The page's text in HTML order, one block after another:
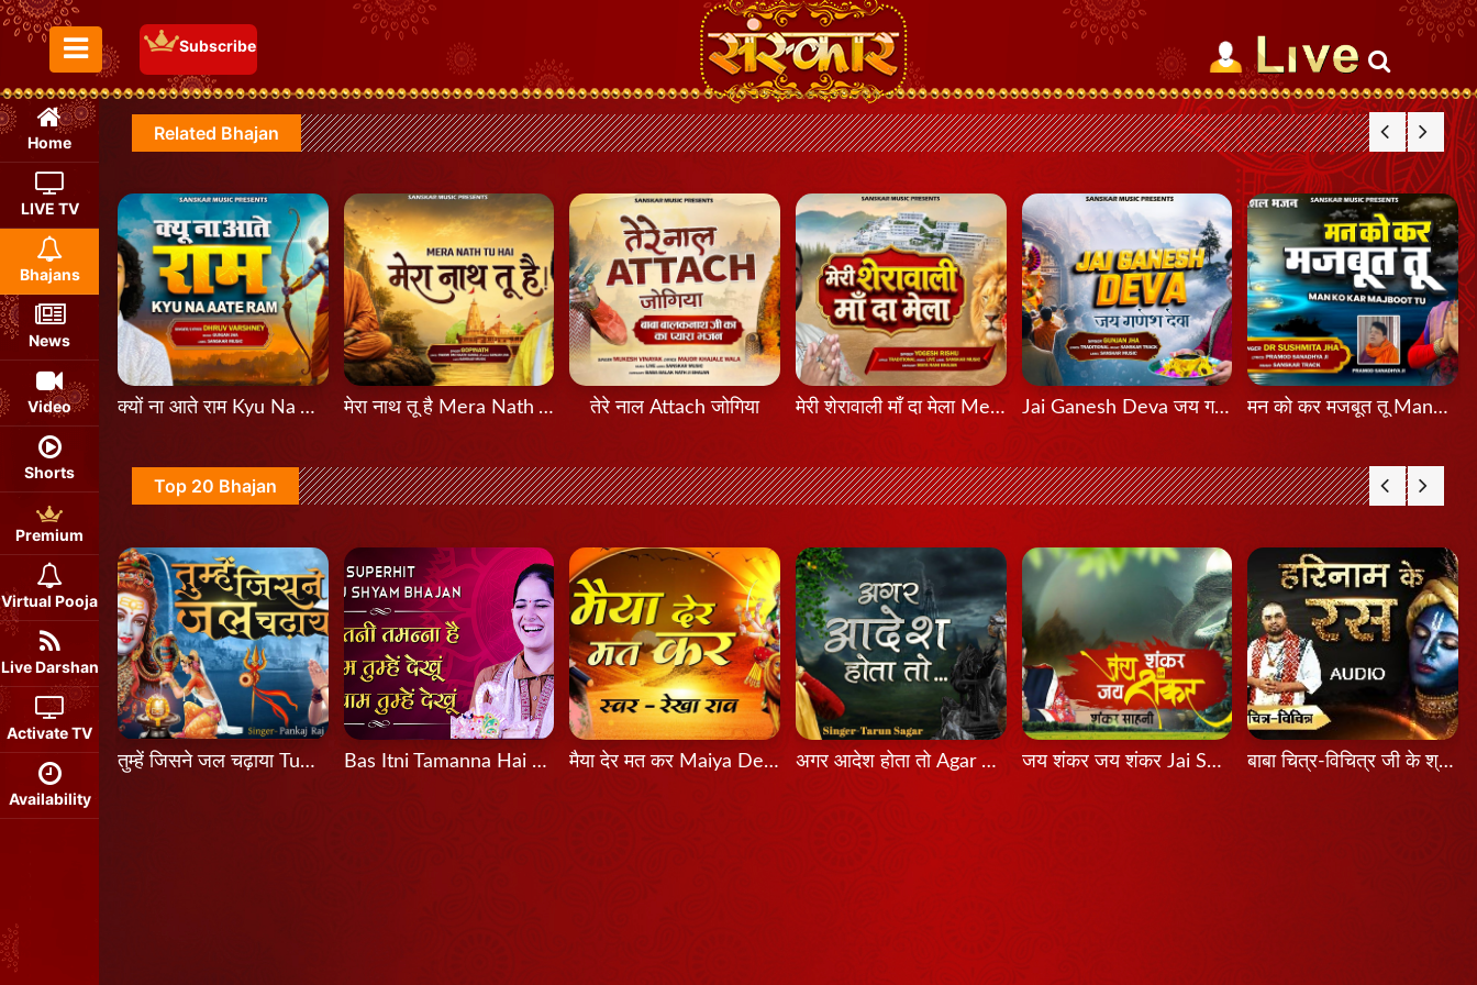
Toggle Menu
Subscribe
Home
LIVE TV
Bhajans
News
Video
Shorts
Premium
Virtual Pooja
Live Darshan
Activate TV
Availability
Related Bhajan
क्यों ना आते राम Kyu Na Aate Ram मेरा नाथ तू है Mera Nath Tu Hai तेरे नाल Attach जोगिया मेरी शेरावाली माँ दा मेला Meri Sherawali Maa Da Mela Jai Ganesh Deva जय गणेश देवा मन को कर मजबूत तू Mann Ko Kar Majboot Tu
Top 20 Bhajan
तुम्हें जिसने जल चढ़ाया Tumhein Jisne Jal Chadhaya Bas Itni Tamanna Hai - Jaya Kishori मैया देर मत कर Maiya Der Mat Kar अगर आदेश होता तो Agar Aadesh Hota To जय शंकर जय शंकर Jai Shankar Jai Shankar बाबा चित्र-विचित्र जी के श्री मुख से श्रवण कीजिए श्रीकृष्ण का यह भजन...हरिनाम के रस...latest Bhajan